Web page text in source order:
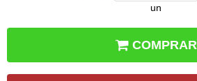
un
COMPRAR